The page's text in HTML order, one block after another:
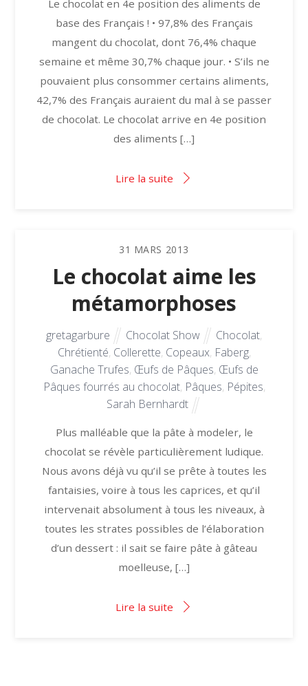
Le chocolat en 4e position des aliments de
base des Français ! • 97,8% des Français
mangent du chocolat, dont 76,4% chaque
semaine et même 30,7% chaque jour. • S’ils ne
pouvaient plus consommer certains aliments,
42,7% des Français auraient du mal à se passer
de chocolat. Le chocolat arrive en 4e position
des aliments […]
Lire la suite
31 MARS 2013
Le chocolat aime les
métamorphoses
gretagarbure Chocolat Show Chocolat,
Chrétienté, Collerette, Copeaux, Faberg,
Ganache Trufes, Œufs de Pâques, Œufs de
Pâques fourrés au chocolat, Pâques, Pépites,
Sarah Bernhardt
Plus malléable que la pâte à modeler, le
chocolat se révèle particulièrement ludique.
Nous avons déjà vu qu’il se prête à toutes les
fantaisies, voire à tous les caprices, et qu’il
intervenait absolument à tous les niveaux, à
toutes les strates possibles de l’élaboration
d’un dessert : il sait se faire pâte à gâteau
moelleuse, […]
Lire la suite